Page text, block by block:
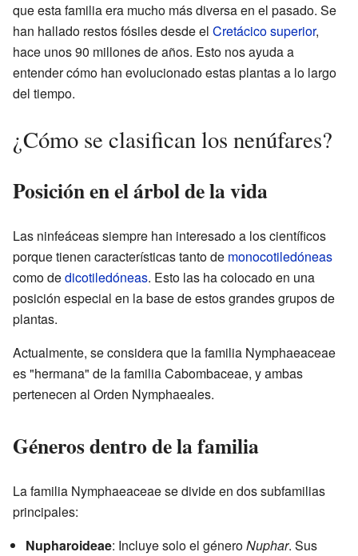
que esta familia era mucho más diversa en el pasado. Se
han hallado restos fósiles desde el Cretácico superior,
hace unos 90 millones de años. Esto nos ayuda a
entender cómo han evolucionado estas plantas a lo largo
del tiempo.
¿Cómo se clasifican los nenúfares?
Posición en el árbol de la vida
Las ninfeáceas siempre han interesado a los científicos
porque tienen características tanto de monocotiledóneas
como dedicotiledóneas. Esto las ha colocado en una
posición especial en la base de estos grandes grupos de
plantas.
Actualmente, se considera que la familia Nymphaeaceae
es "hermana" de la familia Cabombaceae, y ambas
pertenecen al Orden Nymphaeales.
Géneros dentro de la familia
La familia Nymphaeaceae se divide en dos subfamilias
principales:
Nupharoideae: Incluye solo el géneroNuphar. Sus